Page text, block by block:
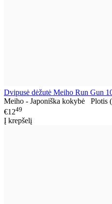
Dvipusė dėžutė Meiho Run Gun
Meiho - Japoniška kokybė Plotis
€1249
Į krepšelį